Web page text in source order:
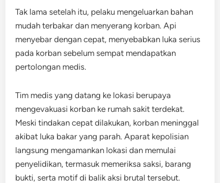
Tak lama setelah itu, pelaku mengeluarkan bahan
mudah terbakar dan menyerang korban. Api
menyebar dengan cepat, menyebabkan luka serius
pada korban sebelum sempat mendapatkan
pertolongan medis.
Tim medis yang datang ke lokasi berupaya
mengevakuasi korban ke rumah sakit terdekat.
Meski tindakan cepat dilakukan, korban meninggal
akibat luka bakar yang parah. Aparat kepolisian
langsung mengamankan lokasi dan memulai
penyelidikan, termasuk memeriksa saksi, barang
bukti, serta motif di balik aksi brutal tersebut.